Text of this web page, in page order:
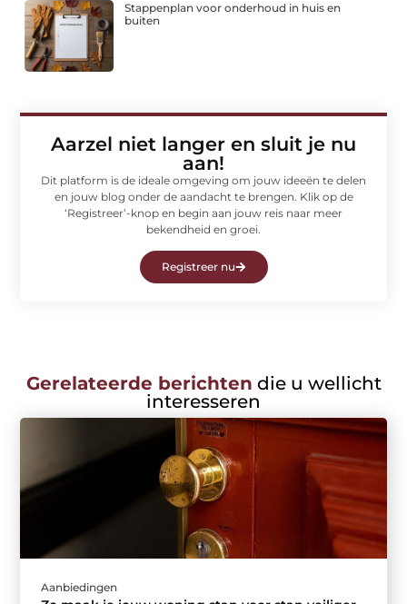
Stappenplan voor onderhoud in huis en
buiten
Aarzel niet langer en sluit je nu
aan!
Dit platform is de ideale omgeving om jouw ideeën te delen
en jouw blog onder de aandacht te brengen. Klik op de
‘Registreer’-knop en begin aan jouw reis naar meer
bekendheid en groei.
Registreer nu
Gerelateerde berichten die u wellicht
interesseren
Aanbiedingen